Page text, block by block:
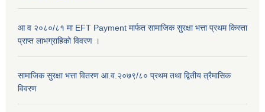
आ व २०८०/८१ मा EFT Payment मार्फत सामाजिक सुरक्षा भत्ता प्रथम किस्ता
प्राप्त लाभग्राहिकाे विवरण ।
सामाजिक सुरक्षा भत्ता वितरण आ.व.२०७९/८० प्रथम तथा द्वितीय त्रैमासिक
विवरण